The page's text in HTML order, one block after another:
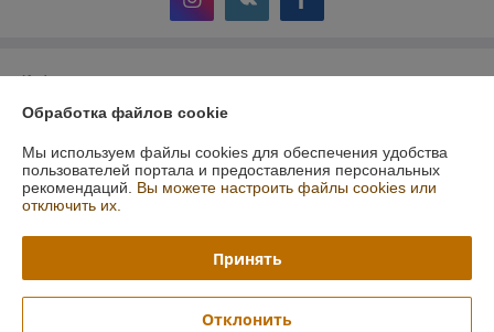
Информация для покупателя
Юридическое лицо:Общество с ограниченной ответственностью
230023, ул. 17 Сентября, 49А, офис.8, Гродно, Беларусь
Регистрационный номер ЕГР: 591019949
Регистрационный орган: Гродненский городской исполнительный
Дата регистрации компании: 07.08.2015
Обработка файлов cookie
Мы используем файлы cookies для обеспечения удобства
пользователей портала и предоставления персональных
рекомендаций. Вы можете настроить файлы cookies или
отключить их.
Принять
Отклонить